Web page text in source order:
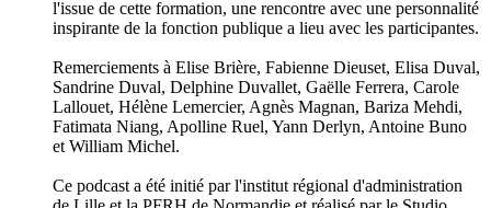
l'issue de cette formation, une rencontre avec une personnalité
inspirante de la fonction publique a lieu avec les participantes.
Remerciements à Elise Brière, Fabienne Dieuset, Elisa Duval,
Sandrine Duval, Delphine Duvallet, Gaëlle Ferrera, Carole
Lallouet, Hélène Lemercier, Agnès Magnan, Bariza Mehdi,
Fatimata Niang, Apolline Ruel, Yann Derlyn, Antoine Buno
et William Michel.
Ce podcast a été initié par l'institut régional d'administration